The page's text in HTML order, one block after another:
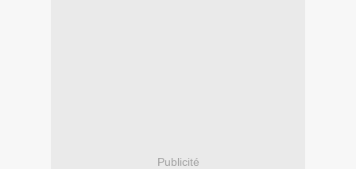
Publicité